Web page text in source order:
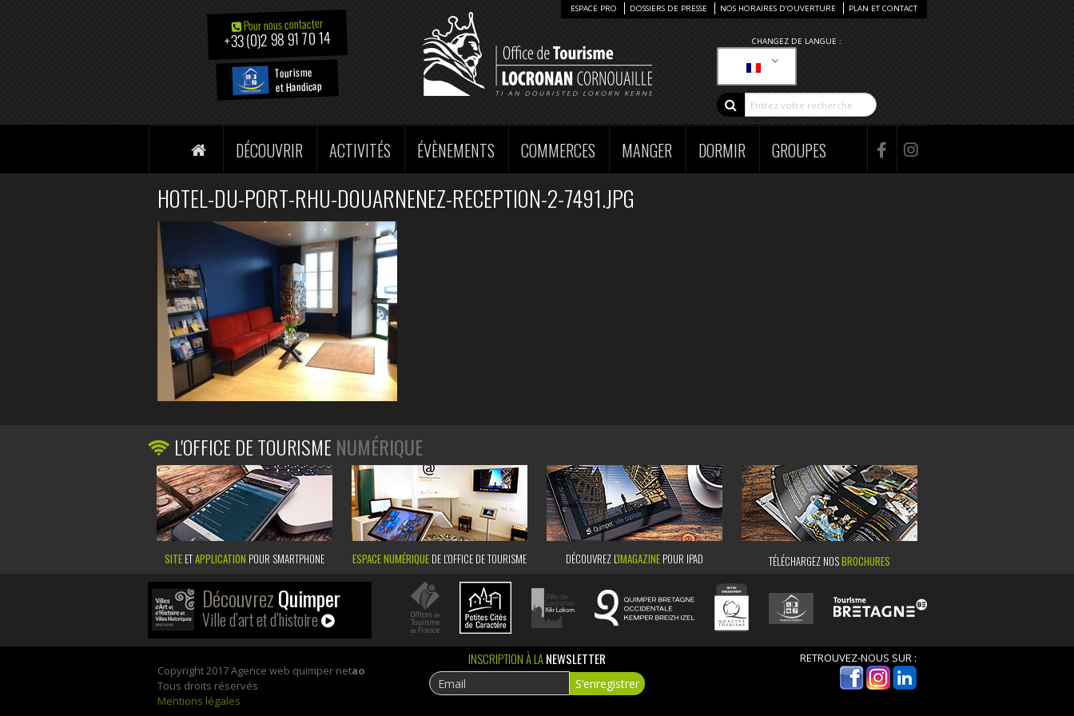
Pour nous contacter
+33 (0)2 98 91 70 14
Tourisme
et Handicap
CHANGEZ DE LANGUE :
ESPACE PRO DOSSIERS DE PRESSE NOS HORAIRES D’OUVERTURE PLAN ET CONTACT
DÉCOUVRIR ACTIVITÉS ÉVÈNEMENTS COMMERCES MANGER DORMIR GROUPES
HOTEL-DU-PORT-RHU-DOUARNENEZ-RECEPTION-2-7491.JPG
L'OFFICE DE TOURISME NUMÉRIQUE
SITE ETAPPLICATION POUR SMARTPHONE ESPACE NUMÉRIQUE DE L'OFFICE DE TOURISME DÉCOUVREZ L’IMAGAZINEPOUR IPAD TÉLÉCHARGEZ NOSBROCHURES
DécouvrezQuimper
Ville d’art et d’histoire
Copyright 2017 Agence web quimper netao
Tous droits réservés
Mentions légales
INSCRIPTION À LANEWSLETTER RETROUVEZ-NOUS SUR :